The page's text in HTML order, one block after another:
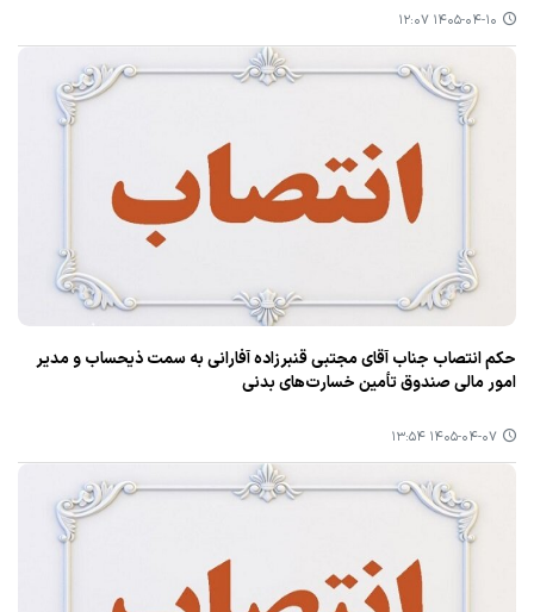
۱۴۰۵-۰۴-۱۰ ۱۲:۰۷
حکم انتصاب جناب آقای مجتبی قنبرزاده آفارانی به سمت ذیحساب و مدیر
امور مالی صندوق تأمین خسارت‌های بدنی
۱۴۰۵-۰۴-۰۷ ۱۳:۵۴